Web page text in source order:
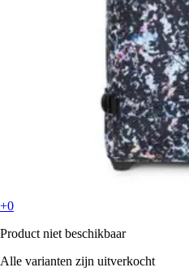
+0
Product niet beschikbaar
Alle varianten zijn uitverkocht